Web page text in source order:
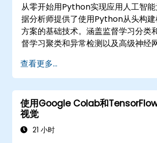
从零开始用Python实现应用人工智
据分析师提供了使用Python从头构
方案的基础技术。涵盖监督学习分类
督学习聚类和异常检测以及高级神经
MLlib和Jupyter笔记本进行实践AI开
法。帮助专业人员实现实用的ML模
限性，并完成解决实际问题的应用项
查看更多...
使用Google Colab和
视觉
21 小时